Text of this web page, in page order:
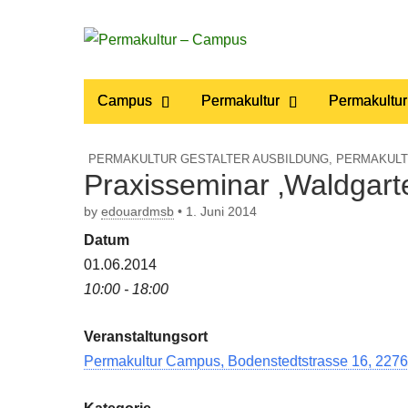
Permakultur
– Campus
Main
menu
Campus Permakultur
PERMAKULTUR GESTALTER AUSBILDUNG,
Praxisseminar
by edouardmsb • 1. Juni 2014
Datum
01.06.2014
10:00 - 18:00
Veranstaltungsort
Permakultur Campus, Bodenstedtstrasse 16,